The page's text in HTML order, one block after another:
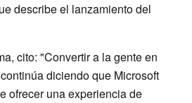
describe el lanzamiento del
cito: "Convertir a la gente en
diciendo que Microsoft
ofrecer una experiencia de